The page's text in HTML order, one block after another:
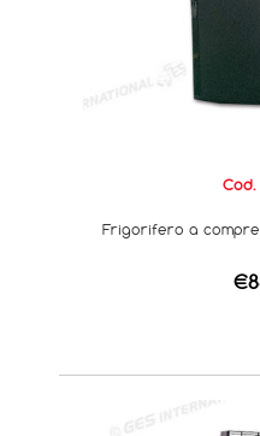
Cod.
Frigorifero a